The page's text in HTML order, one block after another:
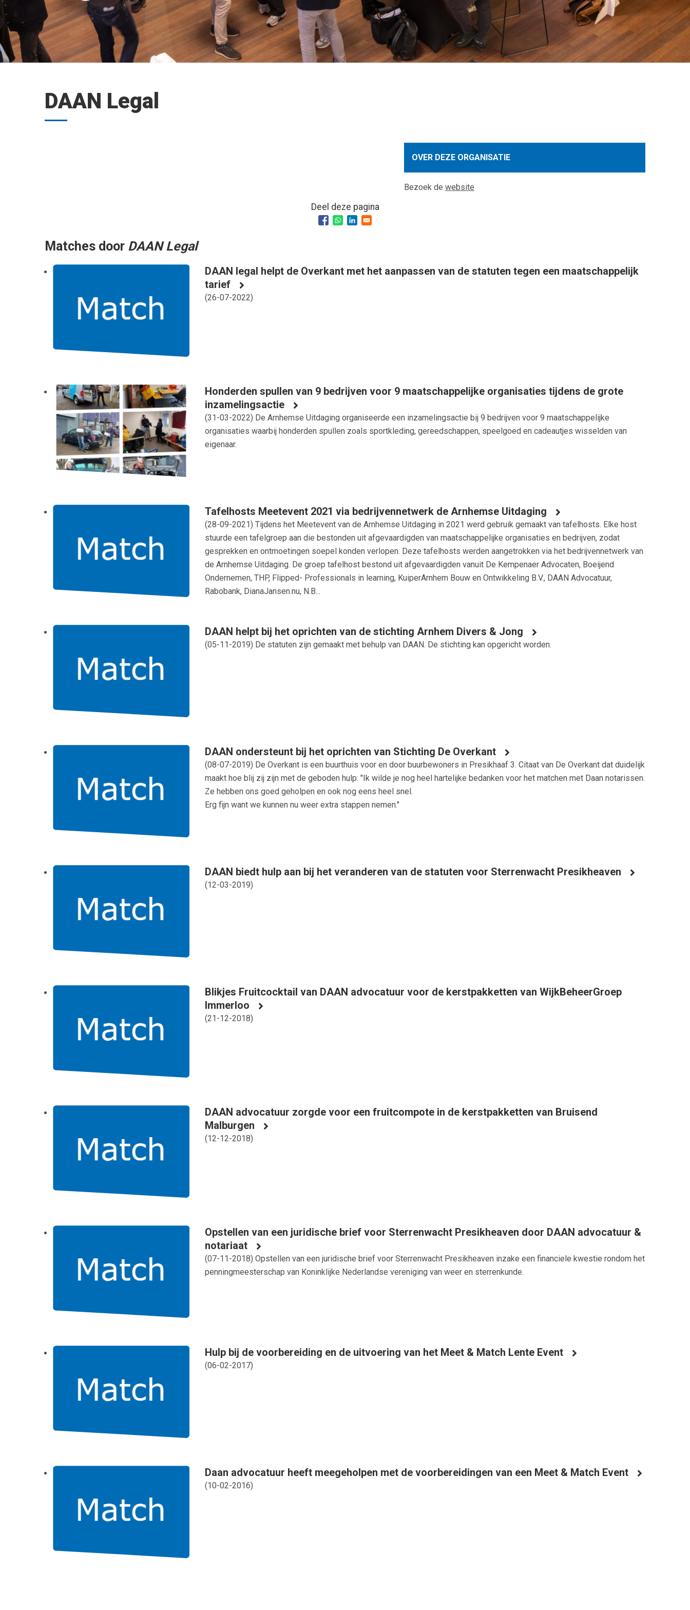
DAAN Legal
OVER DEZE ORGANISATIE
Bezoek de website
Deel deze pagina
Matches door DAAN Legal
DAAN legal helpt de Overkant met het aanpassen van de statuten tegen een maatschappelijk
tarief
(26-07-2022)
Honderden spullen van 9 bedrijven voor 9 maatschappelijke organisaties tijdens de grote
inzamelingsactie
(31-03-2022) De Arnhemse Uitdaging organiseerde een inzamelingsactie bij 9 bedrijven voor 9 maatschappelijke
organisaties waarbij honderden spullen zoals sportkleding, gereedschappen, speelgoed en cadeautjes wisselden van
eigenaar.
Tafelhosts Meetevent 2021 via bedrijvennetwerk de Arnhemse Uitdaging
(28-09-2021) Tijdens het Meetevent van de Arnhemse Uitdaging in 2021 werd gebruik gemaakt van tafelhosts. Elke host
stuurde een tafelgroep aan die bestonden uit afgevaardigden van maatschappelijke organisaties en bedrijven, zodat
gesprekken en ontmoetingen soepel konden verlopen. Deze tafelhosts werden aangetrokken via het bedrijvennetwerk van
de Arnhemse Uitdaging. De groep tafelhost bestond uit afgevaardigden vanuit De Kempenaer Advocaten, Boeijend
Ondernemen, THP, Flipped- Professionals in learning, KuiperArnhem Bouw en Ontwikkeling B.V., DAAN Advocatuur,
Rabobank, DianaJansen.nu, N.B...
DAAN helpt bij het oprichten van de stichting Arnhem Divers & Jong
(05-11-2019) De statuten zijn gemaakt met behulp van DAAN. De stichting kan opgericht worden.
DAAN ondersteunt bij het oprichten van Stichting De Overkant
(08-07-2019) De Overkant is een buurthuis voor en door buurbewoners in Presikhaaf 3. Citaat van De Overkant dat duidelijk
maakt hoe blij zij zijn met de geboden hulp: "Ik wilde je nog heel hartelijke bedanken voor het matchen met Daan notarissen.
Ze hebben ons goed geholpen en ook nog eens heel snel.
Erg fijn want we kunnen nu weer extra stappen nemen."
DAAN biedt hulp aan bij het veranderen van de statuten voor Sterrenwacht Presikheaven
(12-03-2019)
Blikjes Fruitcocktail van DAAN advocatuur voor de kerstpakketten van WijkBeheerGroep
Immerloo
(21-12-2018)
DAAN advocatuur zorgde voor een fruitcompote in de kerstpakketten van Bruisend
Malburgen
(12-12-2018)
Opstellen van een juridische brief voor Sterrenwacht Presikheaven door DAAN advocatuur &
notariaat
(07-11-2018) Opstellen van een juridische brief voor Sterrenwacht Presikheaven inzake een financiele kwestie rondom het
penningmeesterschap van Koninklijke Nederlandse vereniging van weer en sterrenkunde.
Hulp bij de voorbereiding en de uitvoering van het Meet & Match Lente Event
(06-02-2017)
Daan advocatuur heeft meegeholpen met de voorbereidingen van een Meet & Match Event
(10-02-2016)